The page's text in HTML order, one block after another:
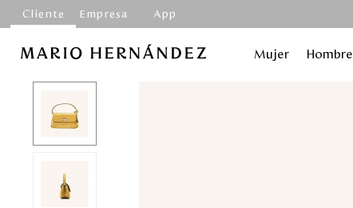
Cliente Empresa App
Mujer Hombre